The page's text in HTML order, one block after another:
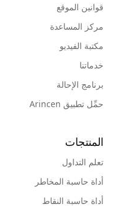
قوانين الموقع
مركز المساعدة
مكتبة الفيديو
خدماتنا
برنامج الإحالة
حمِّل تطبيق Arincen
المنتجات
تعلم التداول
أداة حاسبة المخاطر
أداة حاسبة النقاط